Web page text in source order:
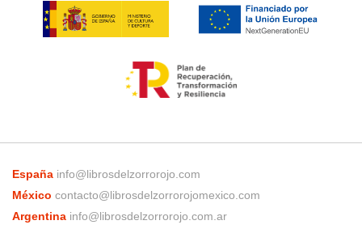
España info@librosdelzorrorojo.com
México contacto@librosdelzorrorojomexico.com
Argentina info@librosdelzorrorojo.com.ar